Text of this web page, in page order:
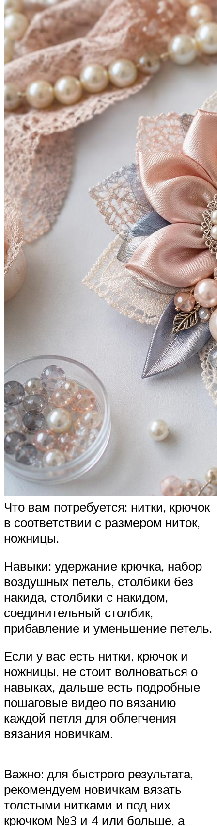
Что вам потребуется: нитки, крючок
в соответствии с размером ниток,
ножницы.
Навыки: удержание крючка, набор
воздушных петель, столбики без
накида, столбики с накидом,
соединительный столбик,
прибавление и уменьшение петель.
Если у вас есть нитки, крючок и
ножницы, не стоит волноваться о
навыках, дальше есть подробные
пошаговые видео по вязанию
каждой петля для облегчения
вязания новичкам.
Важно: для быстрого результата,
рекомендуем новичкам вязать
толстыми нитками и под них
крючком №3 и 4 или больше, а